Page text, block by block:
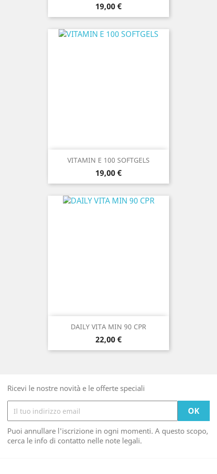
Prezzo
19,00 €
VITAMIN E 100 SOFTGELS
Prezzo
19,00 €
DAILY VITA MIN 90 CPR
Prezzo
22,00 €
Ricevi le nostre novità e le offerte speciali
Puoi annullare l'iscrizione in ogni momenti. A questo scopo,
cerca le info di contatto nelle note legali.